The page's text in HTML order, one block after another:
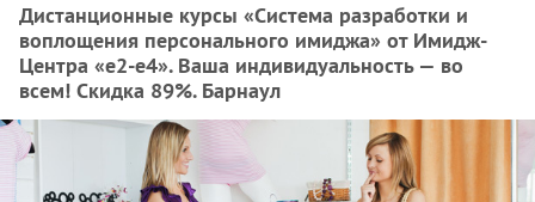
Дистанционные курсы «Система разработки и
воплощения персонального имиджа» от Имидж-
Центра «е2-е4». Ваша индивидуальность — во
всем! Скидка 89%. Барнаул